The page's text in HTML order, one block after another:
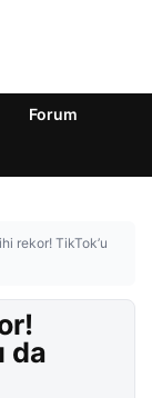
Forum
rekor! TikTok’u
da